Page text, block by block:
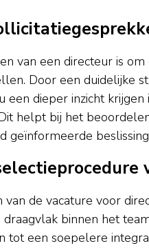
van een directeur is
Door een duidelijke
dieper inzicht krijgen
helpt bij het
geïnformeerde
de vacature voor
binnen het
tot een soepelere